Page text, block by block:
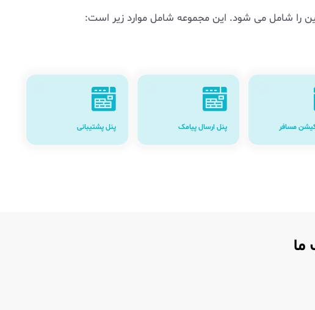
را شامل می شود. این مجموعه شامل موارد زیر است:
مسافر پنل ارسال پیامک پنل پشتیبانی